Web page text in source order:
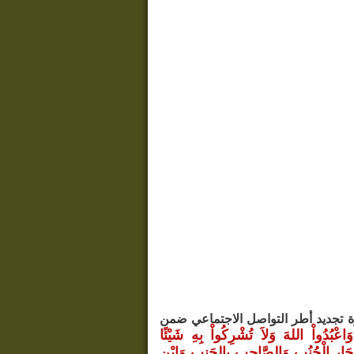
أطر التواصل الاجتماعي ضمن
وَاعْبُدُواْ اللهَ وَلاَ تُشْرِكُواْ بِهِ شَيْئًا